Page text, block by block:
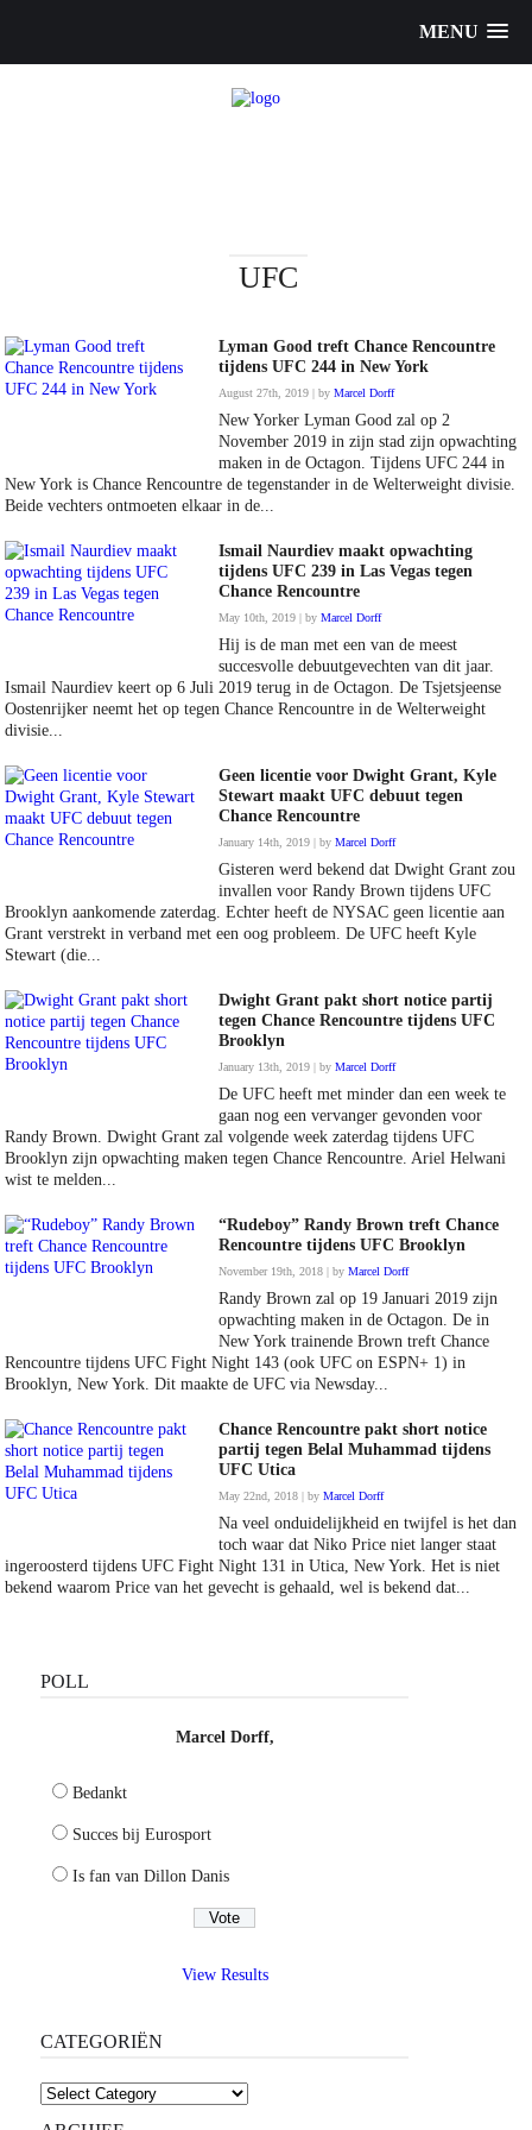
MENU
UFC
Lyman Good treft Chance Rencountre
tijdens UFC 244 in New York
August 27th, 2019 | byMarcel Dorff
New Yorker Lyman Good zal op 2
November 2019 in zijn stad zijn opwachting
maken in de Octagon. Tijdens UFC 244 in
New York is Chance Rencountre de tegenstander in de Welterweight divisie.
Beide vechters ontmoeten elkaar in de...
Ismail Naurdiev maakt opwachting
tijdens UFC 239 in Las Vegas tegen
Chance Rencountre
May 10th, 2019 | byMarcel Dorff
Hij is de man met een van de meest
succesvolle debuutgevechten van dit jaar.
Ismail Naurdiev keert op 6 Juli 2019 terug in de Octagon. De Tsjetsjeense
Oostenrijker neemt het op tegen Chance Rencountre in de Welterweight
divisie...
Geen licentie voor Dwight Grant, Kyle
Stewart maakt UFC debuut tegen
Chance Rencountre
January 14th, 2019 | byMarcel Dorff
Gisteren werd bekend dat Dwight Grant zou
invallen voor Randy Brown tijdens UFC
Brooklyn aankomende zaterdag. Echter heeft de NYSAC geen licentie aan
Grant verstrekt in verband met een oog probleem. De UFC heeft Kyle
Stewart (die...
Dwight Grant pakt short notice partij
tegen Chance Rencountre tijdens UFC
Brooklyn
January 13th, 2019 | byMarcel Dorff
De UFC heeft met minder dan een week te
gaan nog een vervanger gevonden voor
Randy Brown. Dwight Grant zal volgende week zaterdag tijdens UFC
Brooklyn zijn opwachting maken tegen Chance Rencountre. Ariel Helwani
wist te melden...
“Rudeboy” Randy Brown treft Chance
Rencountre tijdens UFC Brooklyn
November 19th, 2018 | byMarcel Dorff
Randy Brown zal op 19 Januari 2019 zijn
opwachting maken in de Octagon. De in
New York trainende Brown treft Chance
Rencountre tijdens UFC Fight Night 143 (ook UFC on ESPN+ 1) in
Brooklyn, New York. Dit maakte de UFC via Newsday...
Chance Rencountre pakt short notice
partij tegen Belal Muhammad tijdens
UFC Utica
May 22nd, 2018 | byMarcel Dorff
Na veel onduidelijkheid en twijfel is het dan
toch waar dat Niko Price niet langer staat
ingeroosterd tijdens UFC Fight Night 131 in Utica, New York. Het is niet
bekend waarom Price van het gevecht is gehaald, wel is bekend dat...
POLL
Marcel Dorff,
Bedankt
Succes bij Eurosport
Is fan van Dillon Danis
View Results
CATEGORIËN
Categoriën